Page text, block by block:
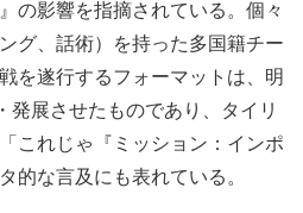
の影響を指摘されている。個々
グ、話術）を持った多国籍チー
を遂行するフォーマットは、明
発展させたものであり、タイリ
これじゃ『ミッション：インポ
的な言及にも表れている。